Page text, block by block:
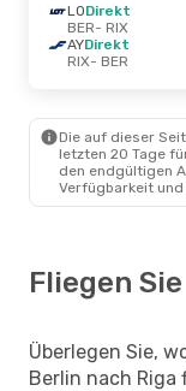
LODirekt
BER- RIX
AYDirekt
RIX- BER
Die auf dieser
letzten 20 Tage
den endgültigen
Verfügbarkeit
Fliegen
Überlegen Sie,
Berlin nach